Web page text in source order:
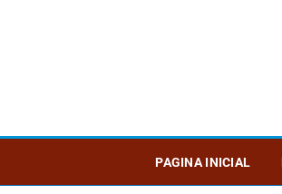
PAGINA INICIAL